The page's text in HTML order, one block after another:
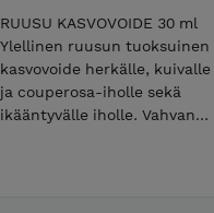
juurevaan tilaan syvän
ääniterapeuttisen
kielirummun sekä
RUUSU KASVOVOIDE 30 ml
Ylellinen ruusun tuoksuinen
kasvovoide herkälle, kuivalle
ja couperosa-iholle sekä
ikääntyvälle iholle. Vahvan